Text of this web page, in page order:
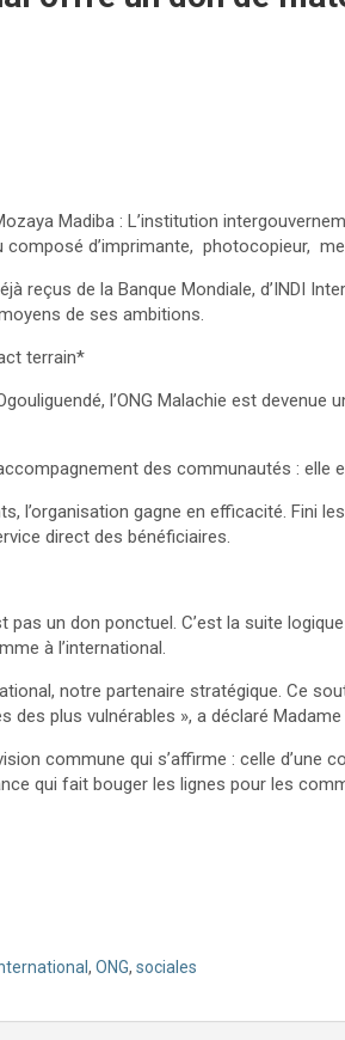
Madiba : L’institution
composé d’imprimante, photocopieur,
reçus de la Banque Mondiale, d’INDI
de ses ambitions.
terrain*
l’ONG Malachie est devenue
des communautés : elle
l’organisation gagne en efficacité. Fini
direct des bénéficiaires.
pas un don ponctuel. C’est la suite
à l’international.
notre partenaire stratégique. Ce
des plus vulnérables », a déclaré Madame
commune qui s’affirme : celle d’une
qui fait bouger les lignes pour les
, ONG, sociales